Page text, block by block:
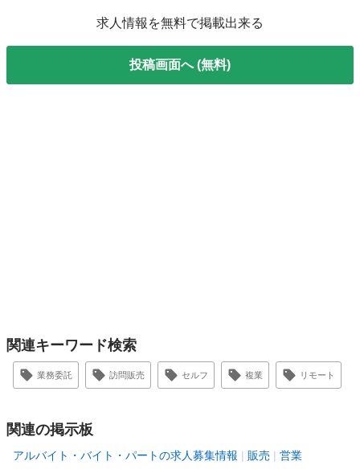
求人情報を無料で掲載出来る
投稿画面へ (無料)
関連キーワード検索
業務委託 訪問販売 セルフ 複業 リモート
関連の掲示板
アルバイト・バイト・パートの求人募集情報 販売 営業